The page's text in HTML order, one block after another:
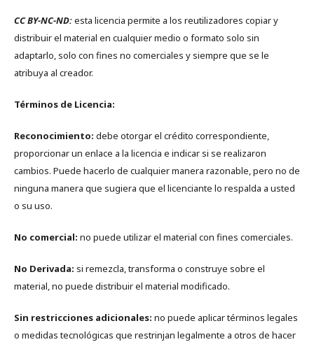
CC BY-NC-ND:esta licencia permite a los reutilizadores copiar y
distribuir el material en cualquier medio o formato solo sin
adaptarlo, solo con fines no comerciales y siempre que se le
atribuya al creador.
Términos de Licencia:
Reconocimiento: debe otorgar el crédito correspondiente,
proporcionar un enlace a la licencia e indicar si se realizaron
cambios. Puede hacerlo de cualquier manera razonable, pero no de
ninguna manera que sugiera que el licenciante lo respalda a usted
o su uso.
No comercial: no puede utilizar el material con fines comerciales.
No Derivada: si remezcla, transforma o construye sobre el
material, no puede distribuir el material modificado.
Sin restricciones adicionales: no puede aplicar términos legales
o medidas tecnológicas que restrinjan legalmente a otros de hacer